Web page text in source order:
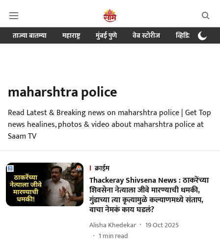
ताज्या बातम्या महाराष्ट्र मुंबई पुणे वेब स्टोरीज व्हिडिओ
maharshtra police
Read Latest & Breaking news on maharshtra police | Get Top
news healines, photos & video about maharshtra police at
Saam TV
क्राईम
Thackeray Shivsena News : ठाकरेंच्या
शिवसेना नेत्याला जीवे मारण्याची धमकी,
गुंडाच्या त्या कृत्यामुळे कल्याणमध्ये संताप,
वाचा नेमकं काय घडलं?
Alisha Khedekar
19 Oct 2025
1 min read